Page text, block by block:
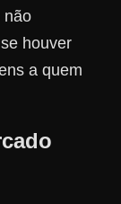
não
houver
a quem